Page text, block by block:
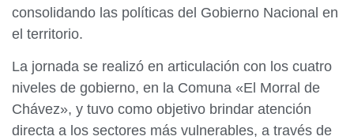
consolidando las políticas del Gobierno Nacional en
el territorio.
La jornada se realizó en articulación con los cuatro
niveles de gobierno, en la Comuna «El Morral de
Chávez», y tuvo como objetivo brindar atención
directa a los sectores más vulnerables, a través de